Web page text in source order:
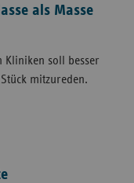
als Masse
Kliniken soll besser
mitzureden.